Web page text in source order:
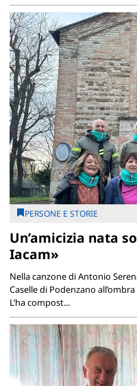
PERSONE E STORIE
Un’amicizia nata
Iacam»
Nella canzone di Antonio
Caselle di Podenzano
L’ha compost...